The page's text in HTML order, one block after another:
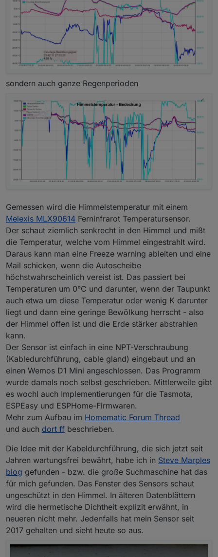
sondern auch ganze Regenperioden
Gemessen wird die Himmelstemperatur mit einem
Melexis MLX90614 Ferninfrarot Temperatursensor.
Der schaut ziemlich senkrecht in den Himmel und mißt
die Temperatur, welche vom Himmel eingestrahlt wird.
Daraus kann man eine Freeze warning ableiten und eine
Mail schicken, wenn die Autoscheibe
höchstwahrscheinlich vereist ist. Das passiert bei
Temperaturen um 0°C und darunter, wenn der Taupunkt
auch etwa um diese Temperatur oder wenig K darunter
liegt und dann eine geringe Bewölkung herrscht - also
der Himmel offen ist und die Erde stärker abstrahlen
kann.
Der Sensor ist einfach in eine NPT-Verschraubung
(Kabledurchführung, cable gland) eingebaut und an
einen Wemos D1 Mini angeschlossen. Das Programm
wurde damals noch selbst geschrieben. Mittlerweile gibt
es wochl auch Implementierungen für die Tasmota,
ESPEasy und ESPHome-Firmwaren.
Mehr zum Aufbau im Homematic Forum Thread
und auch dort ff beschrieben.
Die Idee mit der Kabeldurchführung, die sich jetzt seit
Jahren wartungsfrei bewährt, habe ich in Steve Marples
blog gefunden - bzw. die große Suchmaschine hat das
für mich gefunden. Das Fenster des Sensors schaut
ungeschützt in den Himmel. In älteren Datenblättern
wird die hermetische Dichtheit explizit erwähnt, in
neueren nicht mehr. Jedenfalls hat mein Sensor seit
2017 gehalten und sieht heute so aus.